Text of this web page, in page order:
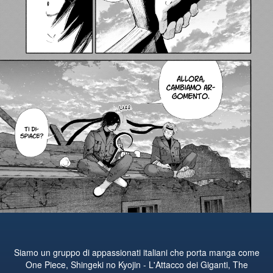
Siamo un gruppo di appassionati italiani che porta manga come
One Piece, Shingeki no Kyojin - L'Attacco dei Giganti, The